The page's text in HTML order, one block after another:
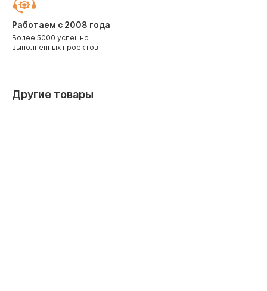
Работаем с 2008 года
Более 5000 успешно
выполненных проектов
Другие товары